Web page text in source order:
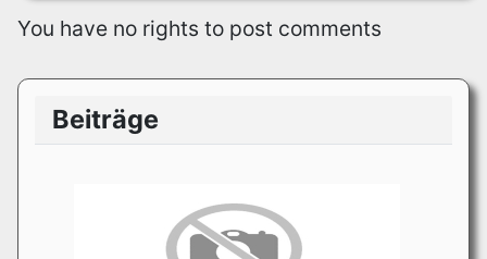
You have no rights to post comments
Beiträge